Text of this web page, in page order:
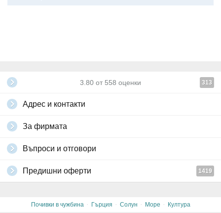
3.80 от 558 оценки 313
Адрес и контакти
За фирмата
Въпроси и отговори
Предишни оферти 1419
Почивки в чужбина · Гърция · Солун · Море · Култура